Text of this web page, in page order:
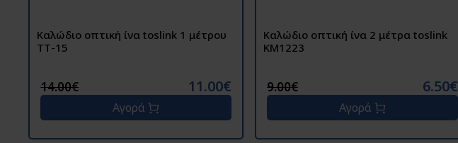
Καλώδιο οπτική ίνα toslink 1 μέτρου
ΤΤ-15
14.00€ 11.00€
Αγορά
Καλώδιο οπτική ίνα 2 μέτρα toslink
KM1223
9.00€ 6.50€
Αγορά